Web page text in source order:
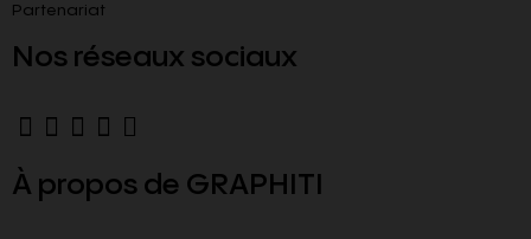
Partenariat
Nos réseaux sociaux
À propos de GRAPHITI